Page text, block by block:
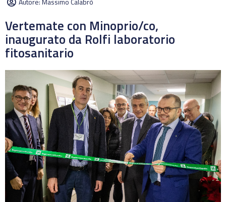
Vertemate con Minoprio/co,
inaugurato da Rolfi laboratorio
fitosanitario